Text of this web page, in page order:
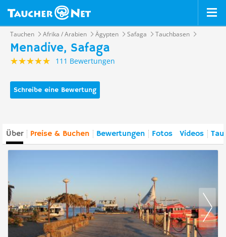
Tauchen Afrika / Arabien Ägypten Safaga Tauchbasen
Menadive, Safaga
111 Bewertungen
Schreibe eine Bewertung
Über Preise & Buchen Bewertungen Fotos Videos